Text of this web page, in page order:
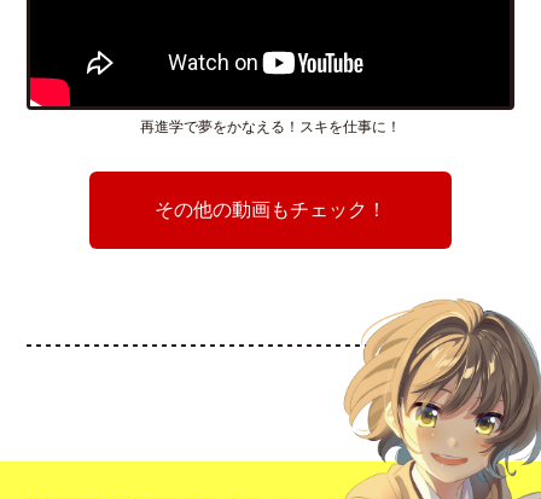
再進学で夢をかなえる！スキを仕事に！
その他の動画もチェック！